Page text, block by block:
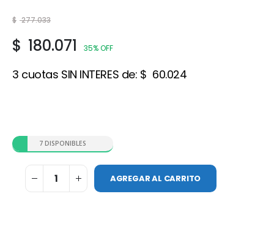
$ 277.033
$ 180.071 35% OFF
3 cuotas SIN INTERES de: $ 60.024
7 DISPONIBLES
AGREGAR AL CARRITO